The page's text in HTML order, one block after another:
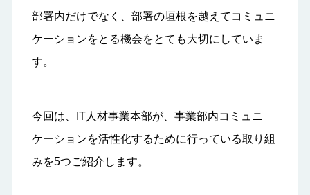
部署内だけでなく、部署の垣根を越えてコミュニ
ケーションをとる機会をとても大切にしていま
す。
今回は、IT人材事業本部が、事業部内コミュニ
ケーションを活性化するために行っている取り組
みを5つご紹介します。